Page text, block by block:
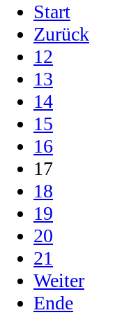
Start
Zurück
12
13
14
15
16
17
18
19
20
21
Weiter
Ende